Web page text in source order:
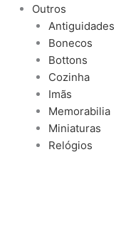
Outros
Antiguidades
Bonecos
Bottons
Cozinha
Imãs
Memorabilia
Miniaturas
Relógios